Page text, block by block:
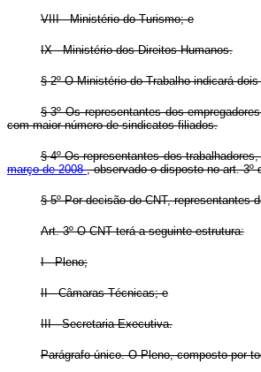
VIII - Ministério do Turismo; e
IX - Ministério dos Direitos Humanos.
§ 2º O Ministério do Trabalho indicará
§ 3º Os representantes dos
com maior número de sindicatos filiados.
§ 4º Os representantes dos
março de 2008, observado o disposto no art. 3º
§ 5º Por decisão do CNT, representantes
Art. 3º O CNT terá a seguinte estrutura:
I - Pleno;
II - Câmaras Técnicas; e
III - Secretaria-Executiva.
Parágrafo único. O Pleno, composto por